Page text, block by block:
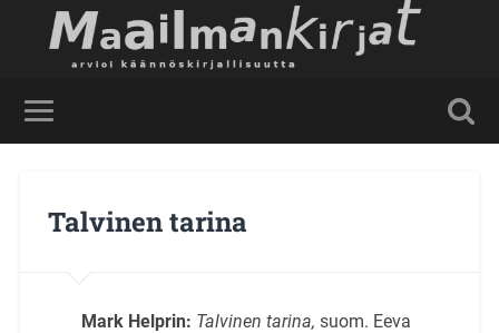
Talvinen tarina
Mark Helprin: Talvinen tarina, suom. Eeva